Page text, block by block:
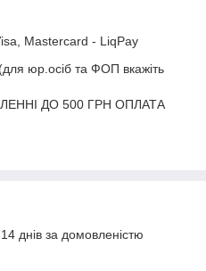
Mastercard - LiqPay
юр.осіб та ФОП вкажіть
ДО 500 ГРН ОПЛАТА
днів за домовленістю